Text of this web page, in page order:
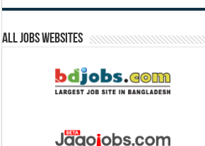
All Jobs Websites